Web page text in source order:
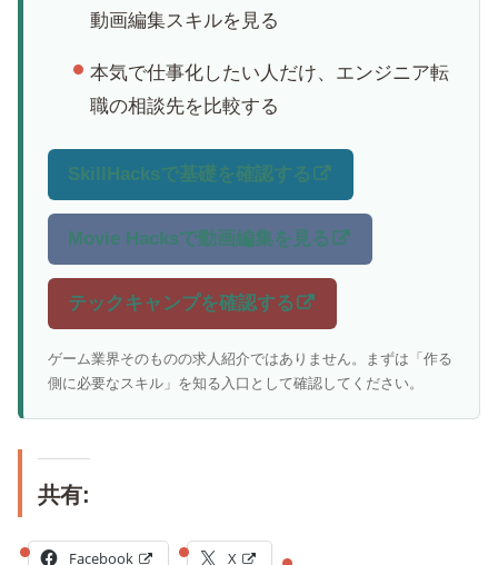
動画編集スキルを見る
本気で仕事化したい人だけ、エンジニア転
職の相談先を比較する
SkillHacksで基礎を確認する
Movie Hacksで動画編集を見る
テックキャンプを確認する
ゲーム業界そのものの求人紹介ではありません。まずは「作る
側に必要なスキル」を知る入口として確認してください。
共有:
Facebook X